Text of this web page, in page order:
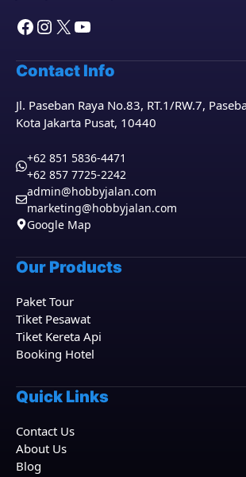
Facebook
Instagram
X YouTube
Contact Info
Jl. Paseban Raya No.83, RT.1/RW.7,
Kota Jakarta Pusat, 10440
+62 851 5836-4471
+62 857 7725-2242
admin@hobbyjalan.com
marketing@hobbyjalan.com
Google Map
Our Products
Paket Tour
Tiket Pesawat
Tiket Kereta Api
Booking Hotel
Quick Links
Contact Us
About Us
Blog